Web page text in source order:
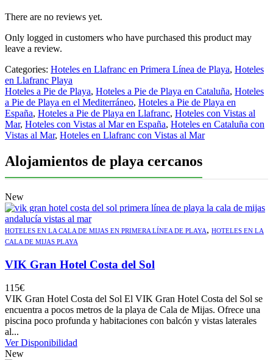
There are no reviews yet.
Only logged in customers who have purchased this product may
leave a review.
Categories: Hoteles en Llafranc en Primera Línea de Playa, Hoteles
en Llafranc Playa
Hoteles a Pie de Playa, Hoteles a Pie de Playa en Cataluña, Hoteles
a Pie de Playa en el Mediterráneo, Hoteles a Pie de Playa en
España, Hoteles a Pie de Playa en Llafranc, Hoteles con Vistas al
Mar, Hoteles con Vistas al Mar en España, Hoteles en Cataluña con
Vistas al Mar, Hoteles en Llafranc con Vistas al Mar
Alojamientos de playa cercanos
New
HOTELES EN LA CALA DE MIJAS EN PRIMERA LÍNEA DE PLAYA, HOTELES EN LA
CALA DE MIJAS PLAYA
VIK Gran Hotel Costa del Sol
115€
VIK Gran Hotel Costa del Sol El VIK Gran Hotel Costa del Sol se
encuentra a pocos metros de la playa de Cala de Mijas. Ofrece una
piscina poco profunda y habitaciones con balcón y vistas laterales
al...
Ver Disponibilidad
New